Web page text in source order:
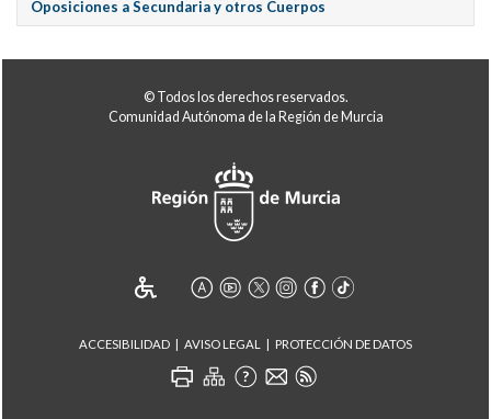
Oposiciones a Secundaria y otros Cuerpos
© Todos los derechos reservados.
Comunidad Autónoma de la Región de Murcia
ACCESIBILIDAD AVISO LEGAL PROTECCIÓN DE DATOS